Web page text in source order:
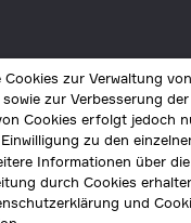
zur Verwaltung von
zur Verbesserung der
Cookies erfolgt jedoch
zu den
Informationen über die
durch Cookies
und